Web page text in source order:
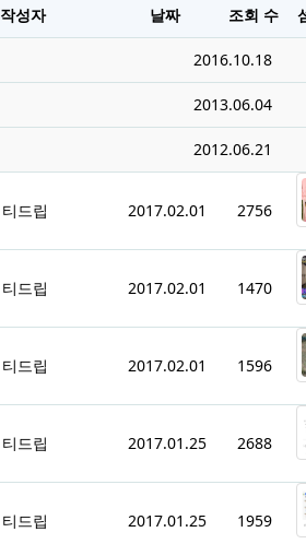
작성자 날짜 조회 수
2016.10.18
2013.06.04
2012.06.21
티드립 2017.02.01 2756
티드립 2017.02.01 1470
티드립 2017.02.01 1596
티드립 2017.01.25 2688
티드립 2017.01.25 1959